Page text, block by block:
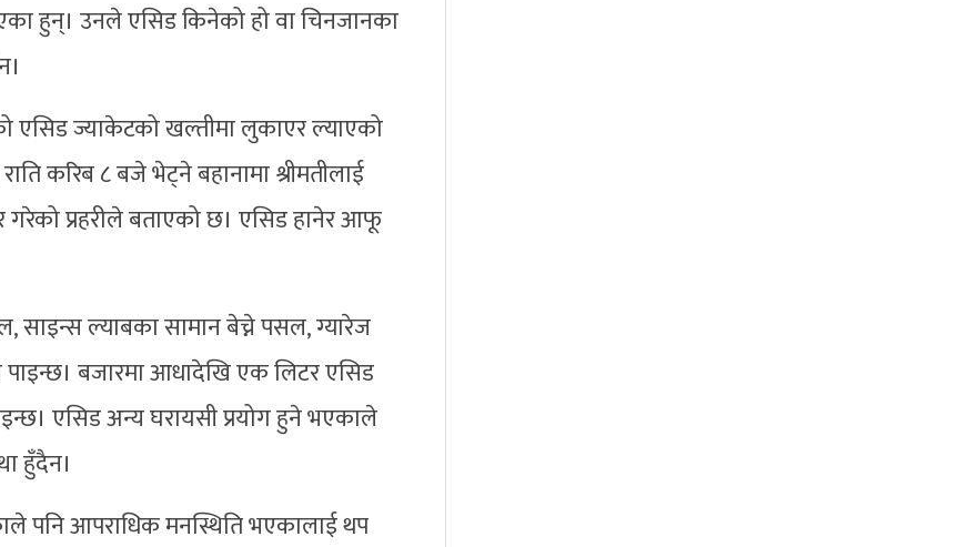
हुन्। उनले एसिड किनेको हो वा चिनजानका
ज्याकेटको खल्तीमा लुकाएर ल्याएको
करिब ८ बजे भेट्ने बहानामा श्रीमतीलाई
गरेको प्रहरीले बताएको छ। एसिड हानेर आफू
साइन्स ल्याबका सामान बेच्ने पसल, ग्यारेज
बजारमा आधादेखि एक लिटर एसिड
एसिड अन्य घरायसी प्रयोग हुने भएकाले
हुँदैन।
पनि आपराधिक मनस्थिति भएकालाई थप